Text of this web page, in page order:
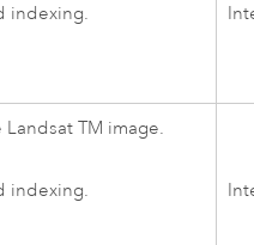
indexing.
TM image.
indexing.